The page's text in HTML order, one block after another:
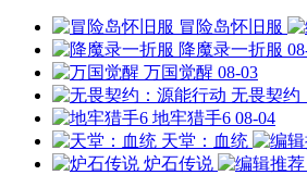
冒险岛怀旧服
降魔录一折服
万国觉醒 08-03
无畏契约
地牢猎手6 08-04
天堂：血统
炉石传说